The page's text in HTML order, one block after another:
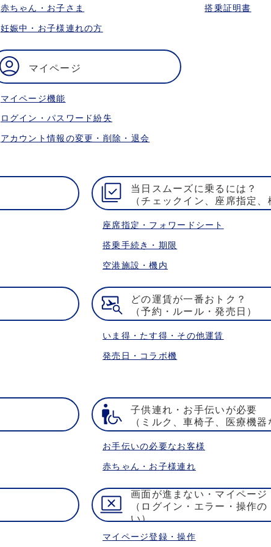
赤ちゃん・お子さま
妊娠中・お子様連れの方
搭乗証明書
マイページ
マイページ機能
ログイン・パスワード紛失
アカウント情報の変更・削除・退会
当日スムーズに乗るには？
（チェックイン、座席指定、
座席指定・フォワードシート
搭乗手続き・期限
空港施設・機内
どの運賃が一番おトク？
（予約・ルール・発売日）
いま得・たす得・その他運賃
発売日・コラボ機
子供連れ・お手伝いが必要
（ミルク、車椅子、医療機器
お手伝いの必要なお客様
赤ちゃん・お子様連れ
画面が進まない・マイページ
（ログイン・エラー・操作
い）
マイページ登録・操作